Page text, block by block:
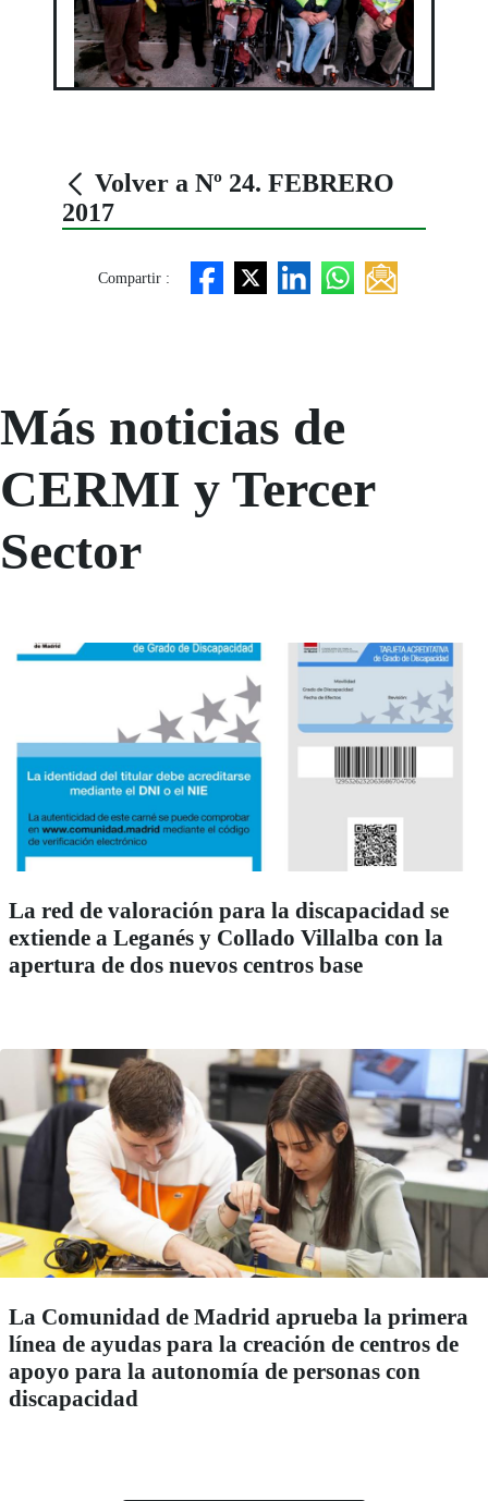
Volver a Nº 24. FEBRERO
2017
Compartir :
Más noticias de
CERMI y Tercer
Sector
La red de valoración para la discapacidad se
extiende a Leganés y Collado Villalba con la
apertura de dos nuevos centros base
La Comunidad de Madrid aprueba la primera
línea de ayudas para la creación de centros de
apoyo para la autonomía de personas con
discapacidad